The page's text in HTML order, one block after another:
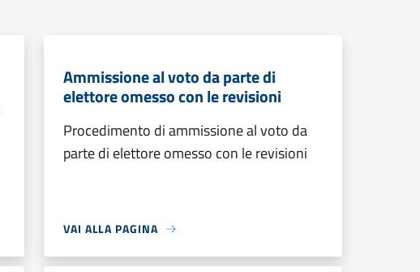
Ammissione al voto da parte di
elettore omesso con le revisioni
Procedimento di ammissione al voto da
parte di elettore omesso con le revisioni
VAI ALLA PAGINA